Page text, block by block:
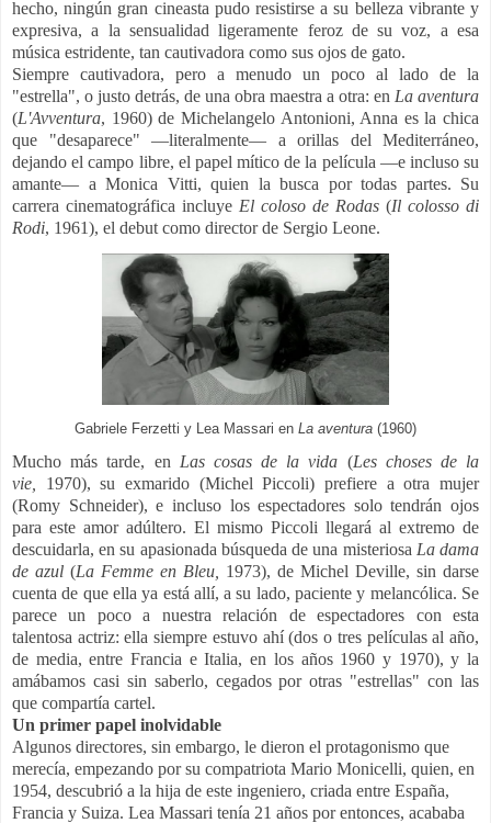
hecho, ningún gran cineasta pudo resistirse a su belleza vibrante y
expresiva, a la sensualidad ligeramente feroz de su voz, a esa
música estridente, tan cautivadora como sus ojos de gato.
Siempre cautivadora, pero a menudo un poco al lado de la
"estrella", o justo detrás, de una obra maestra a otra: en La aventura
(L'Avventura, 1960) de Michelangelo Antonioni, Anna es la chica
que "desaparece" —literalmente— a orillas del Mediterráneo,
dejando el campo libre, el papel mítico de la película —e incluso su
amante— a Monica Vitti, quien la busca por todas partes. Su
carrera cinematográfica incluye El coloso de Rodas (Il colosso di
Rodi, 1961), el debut como director de Sergio Leone.
Gabriele Ferzetti y Lea Massari en La aventura (1960)
Mucho más tarde, en Las cosas de la vida (Les choses de la
vie, 1970), su exmarido (Michel Piccoli) prefiere a otra mujer
(Romy Schneider), e incluso los espectadores solo tendrán ojos
para este amor adúltero. El mismo Piccoli llegará al extremo de
descuidarla, en su apasionada búsqueda de una misteriosa La dama
de azul (La Femme en Bleu,
1973), de Michel Deville, sin darse
cuenta de que ella ya está allí, a su lado, paciente y melancólica. Se
parece un poco a nuestra relación de espectadores con esta
talentosa actriz: ella siempre estuvo ahí (dos o tres películas al año,
de media, entre Francia e Italia, en los años 1960 y 1970), y la
amábamos casi sin saberlo, cegados por otras "estrellas" con las
que compartía cartel.
Un primer papel inolvidable
Algunos directores, sin embargo, le dieron el protagonismo que
merecía, empezando por su compatriota Mario Monicelli, quien, en
1954, descubrió a la hija de este ingeniero, criada entre España,
Francia y Suiza. Lea Massari tenía 21 años por entonces, acababa